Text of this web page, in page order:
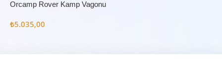
Orcamp Rover Kamp Vagonu
₺5.035,00